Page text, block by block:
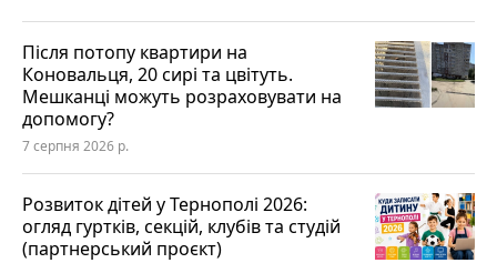
Після потопу квартири на
Коновальця, 20 сирі та цвітуть.
Мешканці можуть розраховувати на
допомогу?
7 серпня 2026 р.
Розвиток дітей у Тернополі 2026:
огляд гуртків, секцій, клубів та студій
(партнерський проєкт)